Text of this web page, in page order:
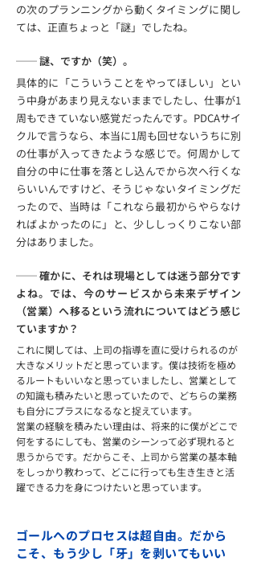
の次のプランニングから動くタイミングに関し
ては、正直ちょっと「謎」でしたね。
── 謎、ですか（笑）。
具体的に「こういうことをやってほしい」とい
う中身があまり見えないままでしたし、仕事が1
周もできていない感覚だったんです。PDCAサイ
クルで言うなら、本当に1周も回せないうちに別
の仕事が入ってきたような感じで。何周かして
自分の中に仕事を落とし込んでから次へ行くな
らいいんですけど、そうじゃないタイミングだ
ったので、当時は「これなら最初からやらなけ
ればよかったのに」と、少ししっくりこない部
分はありました。
── 確かに、それは現場としては迷う部分です
よね。では、今のサービスから未来デザイン
（営業）へ移るという流れについてはどう感じ
ていますか？
これに関しては、上司の指導を直に受けられるのが
大きなメリットだと思っています。僕は技術を極め
るルートもいいなと思っていましたし、営業として
の知識も積みたいと思っていたので、どちらの業務
も自分にプラスになるなと捉えています。
営業の経験を積みたい理由は、将来的に僕がどこで
何をするにしても、営業のシーンって必ず現れると
思うからです。だからこそ、上司から営業の基本軸
をしっかり教わって、どこに行っても生き生きと活
躍できる力を身につけたいと思っています。
ゴールへのプロセスは超自由。だから
こそ、もう少し「牙」を剥いてもいい